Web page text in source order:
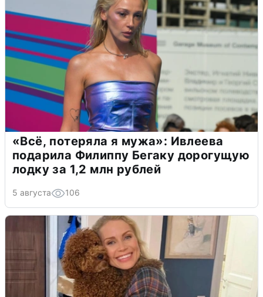
«Всё, потеряла я мужа»: Ивлеева
подарила Филиппу Бегаку дорогущую
лодку за 1,2 млн рублей
5 августа 106